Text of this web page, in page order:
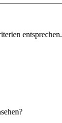
entsprechen.